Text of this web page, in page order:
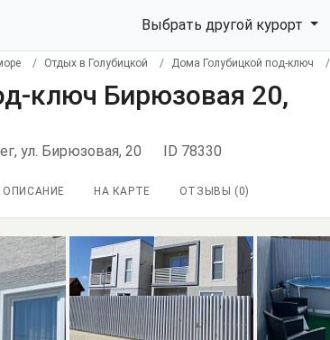
Выбрать другой курорт
Отдых в Голубицкой Дома Голубицкой под-ключ
ключ Бирюзовая 20,
ул. Бирюзовая, 20 ID 78330
ОПИСАНИЕ НА КАРТЕ ОТЗЫВЫ ( 0)